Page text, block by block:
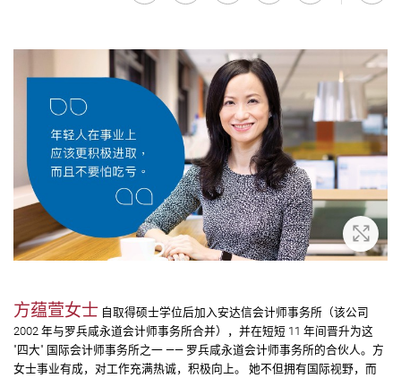
放大
方蕴萱女士 自取得硕士学位后加入安达信会计师事务所（该公司
2002 年与罗兵咸永道会计师事务所合并），并在短短 11 年间晋升为这
"四大" 国际会计师事务所之一 —— 罗兵咸永道会计师事务所的合伙人。方
女士事业有成，对工作充满热诚，积极向上。 她不但拥有国际视野，而